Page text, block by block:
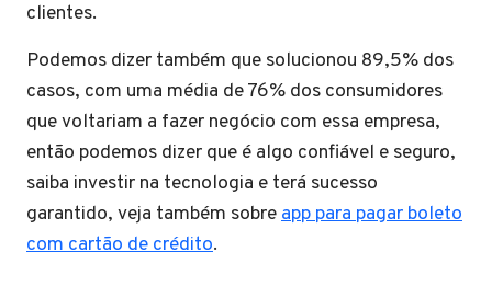
clientes.
Podemos dizer também que solucionou 89,5% dos
casos, com uma média de 76% dos consumidores
que voltariam a fazer negócio com essa empresa,
então podemos dizer que é algo confiável e seguro,
saiba investir na tecnologia e terá sucesso
garantido, veja também sobreapp para pagar boleto
com cartão de crédito.